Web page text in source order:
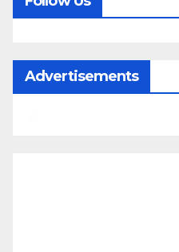
Advertisements